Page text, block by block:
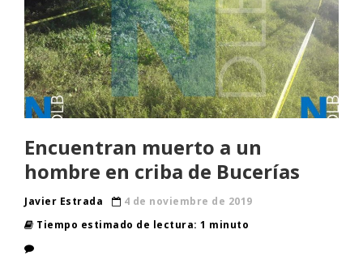
Encuentran muerto a un
hombre en criba de Bucerías
Javier Estrada
4 de noviembre de 2019
Tiempo estimado de lectura: 1 minuto